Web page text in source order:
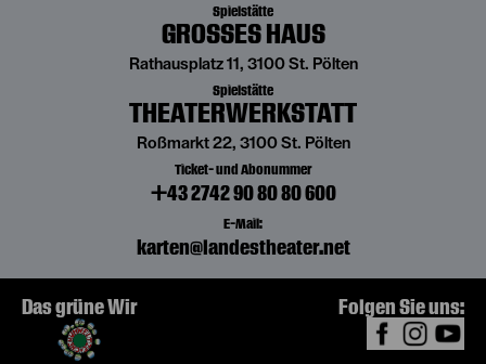
Spielstätte
GROSSES HAUS
Rathausplatz 11, 3100 St. Pölten
Spielstätte
THEATERWERKSTATT
Roßmarkt 22, 3100 St. Pölten
Ticket- und Abonummer
+43 2742 90 80 80 600
E-Mail:
karten@landestheater.net
Das grüne Wir Folgen Sie uns: